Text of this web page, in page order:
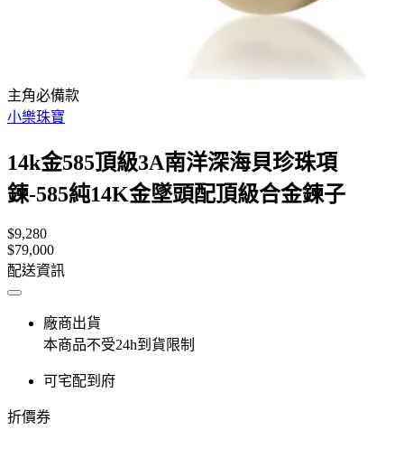
主角必備款
小樂珠寶
14k金585頂級3A南洋深海貝珍珠項
鍊-585純14K金墜頭配頂級合金鍊子
$9,280
$79,000
配送資訊
廠商出貨
本商品不受24h到貨限制
可宅配到府
折價券